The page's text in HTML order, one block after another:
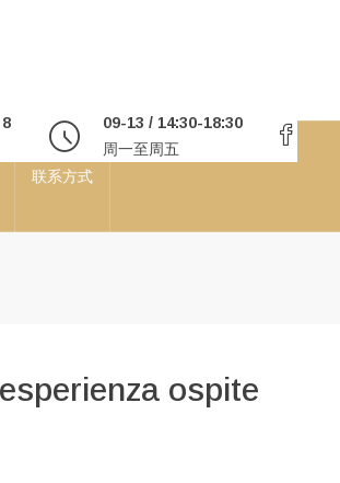
09-13 / 14:30-18:30
周一至周五
联系方式
ospite